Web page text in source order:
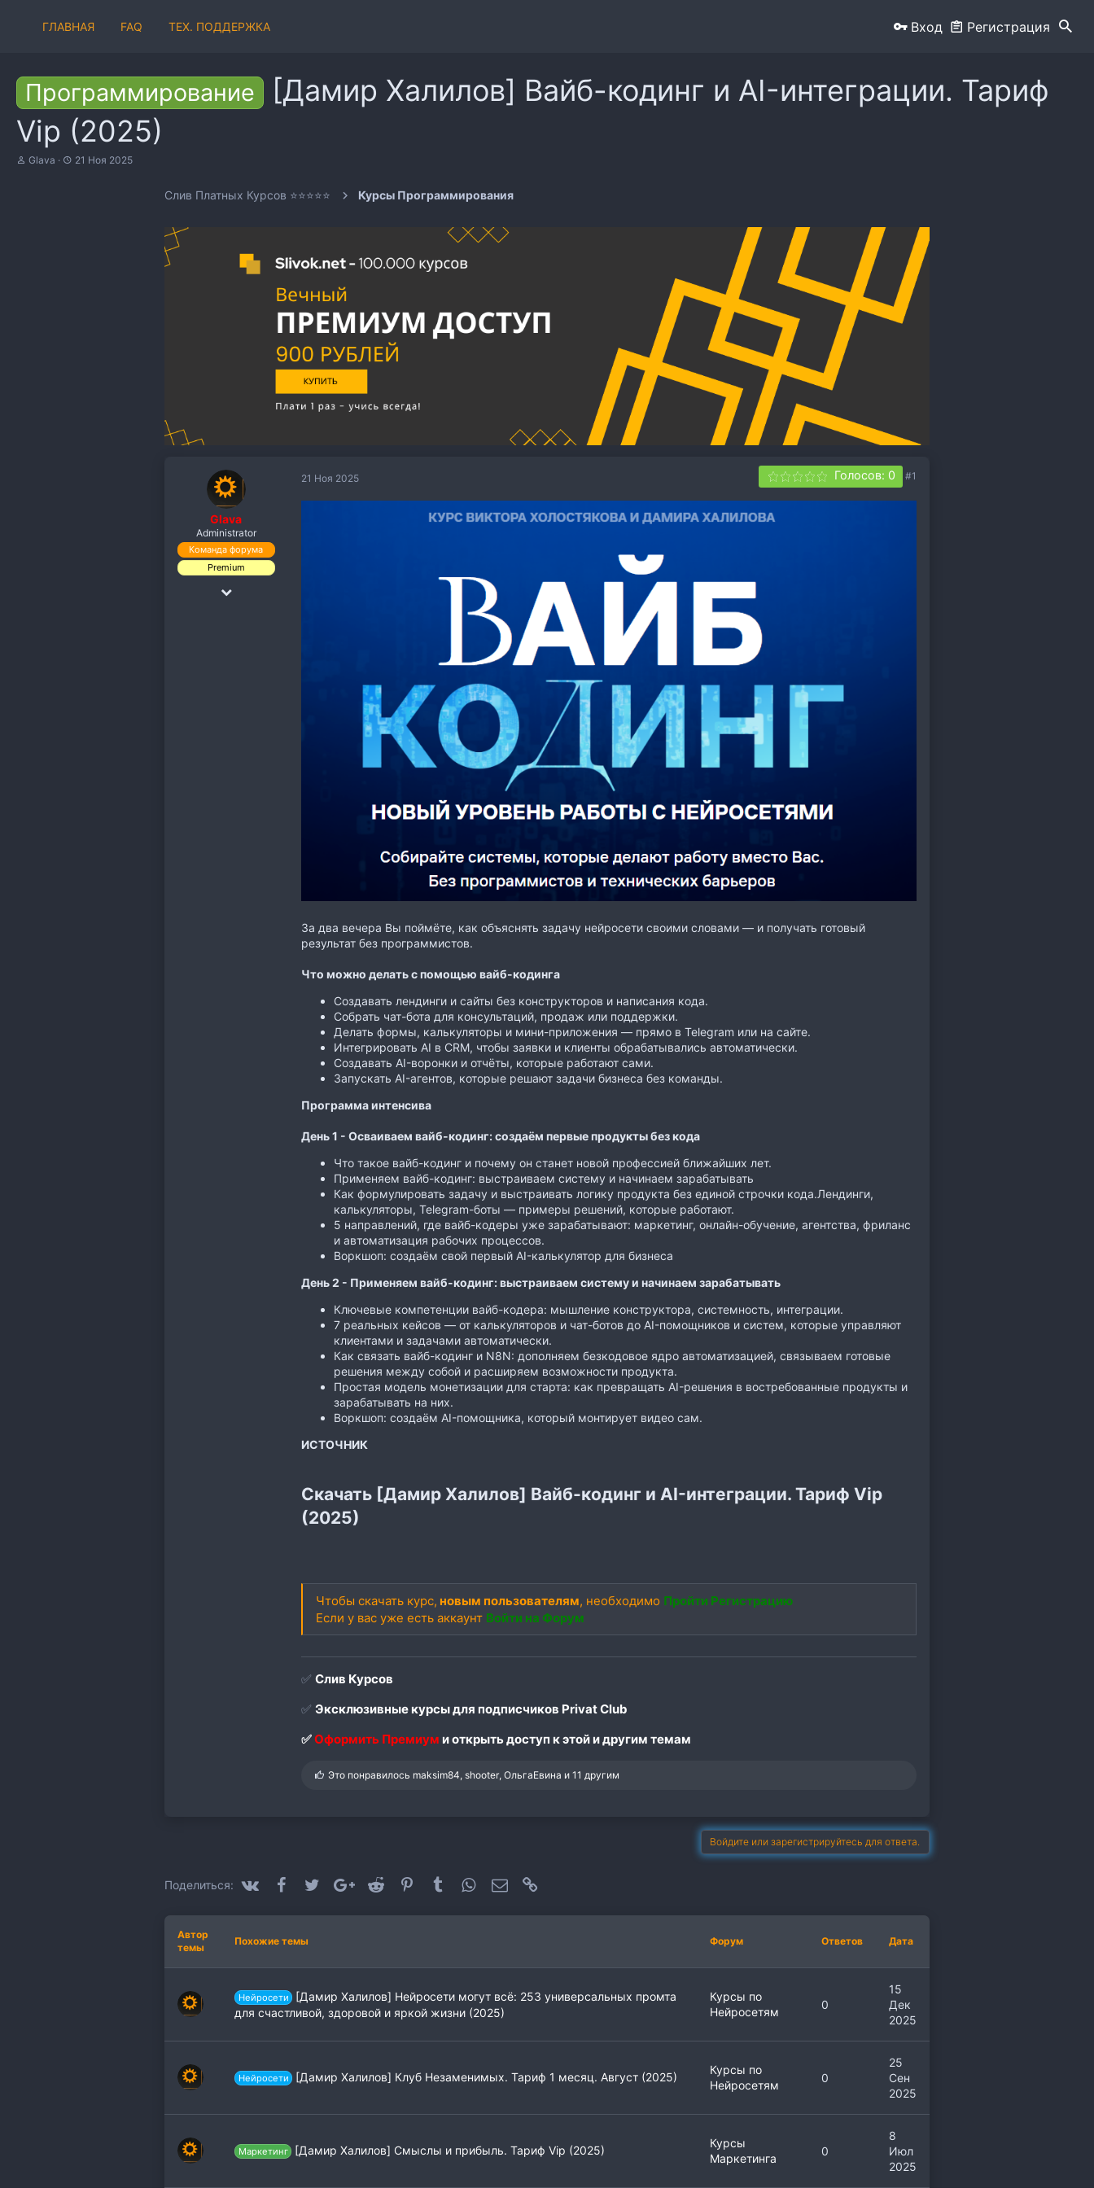
ГЛАВНАЯ FAQ ТЕХ. ПОДДЕРЖКА Вход Регистрация
Программирование
[Дамир Халилов] Вайб-кодинг и AI-интеграции. Тариф
Vip (2025)
А
Glava
Д
21 Ноя 2025
Слив Платных Курсов ⭐⭐⭐⭐⭐ Курсы Программирования
Glava
Administrator
Команда форума
Premium
18 Дек 2018
21 Ноя 2025 Голосов: 0 #1
За два вечера Вы поймёте, как объяснять задачу нейросети своими словами — и получать готовый
результат без программистов.
Что можно делать с помощью вайб-кодинга
Создавать лендинги и сайты без конструкторов и написания кода.
Собрать чат-бота для консультаций, продаж или поддержки.
Делать формы, калькуляторы и мини-приложения — прямо в Telegram или на сайте.
Интегрировать AI в CRM, чтобы заявки и клиенты обрабатывались автоматически.
Создавать AI-воронки и отчёты, которые работают сами.
Запускать AI-агентов, которые решают задачи бизнеса без команды.
Программа интенсива
День 1 - Осваиваем вайб-кодинг: создаём первые продукты без кода
Что такое вайб-кодинг и почему он станет новой профессией ближайших лет.
Применяем вайб-кодинг: выстраиваем систему и начинаем зарабатывать
Как формулировать задачу и выстраивать логику продукта без единой строчки кода.Лендинги,
калькуляторы, Telegram-боты — примеры решений, которые работают.
5 направлений, где вайб-кодеры уже зарабатывают: маркетинг, онлайн-обучение, агентства, фриланс
и автоматизация рабочих процессов.
Воркшоп: создаём свой первый AI-калькулятор для бизнеса
День 2 - Применяем вайб-кодинг: выстраиваем систему и начинаем зарабатывать
Ключевые компетенции вайб-кодера: мышление конструктора, системность, интеграции.
7 реальных кейсов — от калькуляторов и чат-ботов до AI-помощников и систем, которые управляют
клиентами и задачами автоматически.
Как связать вайб-кодинг и N8N: дополняем безкодовое ядро автоматизацией, связываем готовые
решения между собой и расширяем возможности продукта.
Простая модель монетизации для старта: как превращать AI-решения в востребованные продукты и
зарабатывать на них.
Воркшоп: создаём AI-помощника, который монтирует видео сам.
ИСТОЧНИК
Скачать [Дамир Халилов] Вайб-кодинг и AI-интеграции. Тариф Vip
(2025)
Чтобы скачать курс, новым пользователям, необходимо Пройти Регистрацию
Если у вас уже есть аккаунт Войти на Форум
✅ Слив Курсов
✅ Эксклюзивные курсы для подписчиков Privat Club
✅Оформить Премиум и открыть доступ к этой и другим темам
С
Это понравилось maksim84, shooter, ОльгаЕвина и 11 другим
Войдите или зарегистрируйтесь для ответа.
Поделиться: VK FacebookTwitterGoogle+Reddit PinterestTumblrWhatsAppЭлектронная почта
Автор
темы
Похожие темы Форум Ответов Дата
Нейросети
[Дамир Халилов] Нейросети могут всё: 253 универсальных промта
для счастливой, здоровой и яркой жизни (2025)
Курсы по
Нейросетям
0
15
Дек
2025
Нейросети [Дамир Халилов] Клуб Незаменимых. Тариф 1 месяц. Август (2025)
Курсы по
Нейросетям
0
25
Сен
2025
Маркетинг [Дамир Халилов] Смыслы и прибыль. Тариф Vip (2025)
Курсы
Маркетинга
0
8
Июл
2025